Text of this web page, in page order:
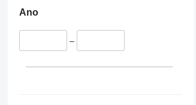
Ano
–